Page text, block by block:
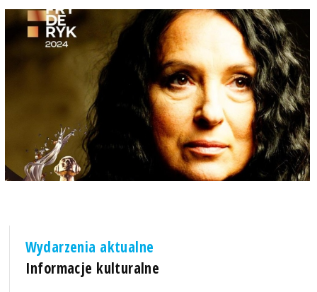
Wydarzenia aktualne
Informacje kulturalne